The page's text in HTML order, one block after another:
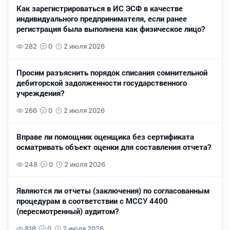
Как зарегистрироваться в ИС ЭСФ в качестве
индивидуального предпринимателя, если ранее
регистрация была выполнена как физическое лицо?
282 0 2 июля 2026
Просим разъяснить порядок списания сомнительной
дебиторской задолженности государственного
учреждения?
266 0 2 июля 2026
Вправе ли помощник оценщика без сертификата
осматривать объект оценки для составления отчета?
248 0 2 июля 2026
Являются ли отчеты (заключения) по согласованным
процедурам в соответствии с МССУ 4400
(пересмотренный) аудитом?